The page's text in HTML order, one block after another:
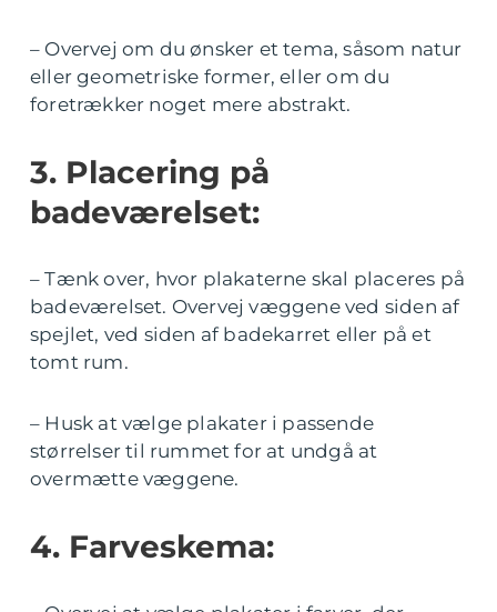
– Overvej om du ønsker et tema, såsom natur
eller geometriske former, eller om du
foretrækker noget mere abstrakt.
3. Placering på
badeværelset:
– Tænk over, hvor plakaterne skal placeres på
badeværelset. Overvej væggene ved siden af
spejlet, ved siden af badekarret eller på et
tomt rum.
– Husk at vælge plakater i passende
størrelser til rummet for at undgå at
overmætte væggene.
4. Farveskema: